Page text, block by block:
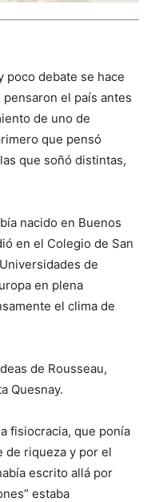
poco debate se hace
el país antes
de uno de
que pensó
que soñó distintas,
nacido en Buenos
en el Colegio de San
de
en plena
el clima de
de Rousseau,
Quesnay.
fisiocracia, que ponía
de riqueza y por el
escrito allá por
estaba